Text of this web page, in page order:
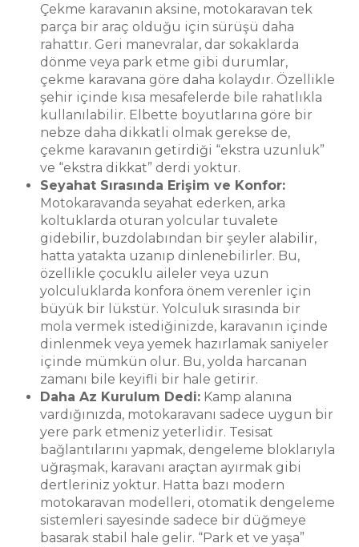
Çekme karavanın aksine, motokaravan tek
parça bir araç olduğu için sürüşü daha
rahattır. Geri manevralar, dar sokaklarda
dönme veya park etme gibi durumlar,
çekme karavana göre daha kolaydır. Özellikle
şehir içinde kısa mesafelerde bile rahatlıkla
kullanılabilir. Elbette boyutlarına göre bir
nebze daha dikkatli olmak gerekse de,
çekme karavanın getirdiği “ekstra uzunluk”
ve “ekstra dikkat” derdi yoktur.
Seyahat Sırasında Erişim ve Konfor:
Motokaravanda seyahat ederken, arka
koltuklarda oturan yolcular tuvalete
gidebilir, buzdolabından bir şeyler alabilir,
hatta yatakta uzanıp dinlenebilirler. Bu,
özellikle çocuklu aileler veya uzun
yolculuklarda konfora önem verenler için
büyük bir lükstür. Yolculuk sırasında bir
mola vermek istediğinizde, karavanın içinde
dinlenmek veya yemek hazırlamak saniyeler
içinde mümkün olur. Bu, yolda harcanan
zamanı bile keyifli bir hale getirir.
Daha Az Kurulum Dedi: Kamp alanına
vardığınızda, motokaravanı sadece uygun bir
yere park etmeniz yeterlidir. Tesisat
bağlantılarını yapmak, dengeleme bloklarıyla
uğraşmak, karavanı araçtan ayırmak gibi
dertleriniz yoktur. Hatta bazı modern
motokaravan modelleri, otomatik dengeleme
sistemleri sayesinde sadece bir düğmeye
basarak stabil hale gelir. “Park et ve yaşa”